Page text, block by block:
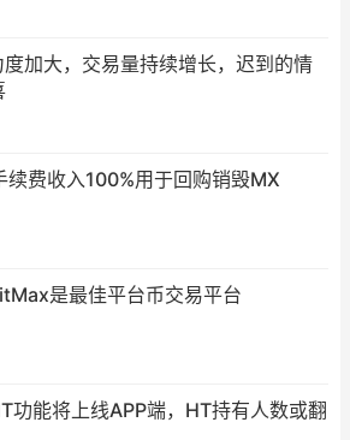
加大，交易量持续增长，迟到的情
续费收入100%用于回购销毁MX
是最佳平台币交易平台
功能将上线APP端，HT持有人数或翻